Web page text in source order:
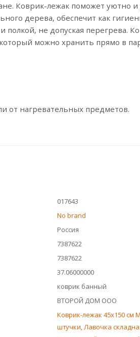
Коврик-лежак поможет уютно
дерева, обеспечит как
не допуская перегрева.
можно хранить прямо в
от нагревательных предметов.
017643
No brand
Россия
7387622
7387622
37.06000000
коврик банный
ВТОРОЙ ДОМ ООО
Коврик-лежак 45x150 см
штучки,Лавочка